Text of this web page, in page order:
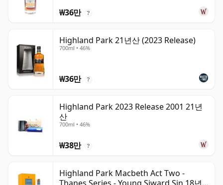
₩36만 ?
Highland Park 21년산 (2023 Release)
700ml • 46%
₩36만 ?
Highland Park 2023 Release 2001 21년
산
700ml • 46%
₩38만 ?
Highland Park Macbeth Act Two -